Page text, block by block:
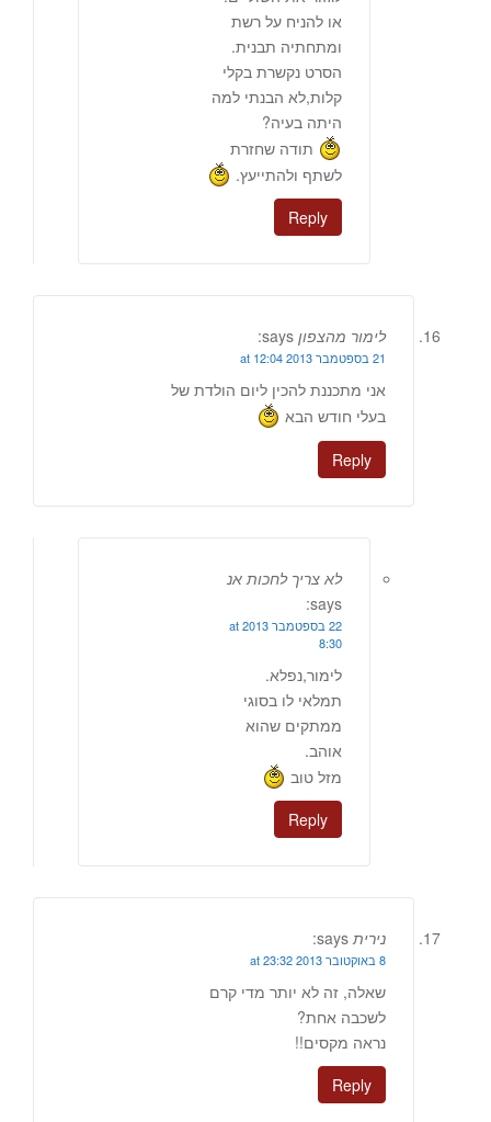
או להניח על רשת
ומתחתיה תבנית.
הסרט נקשרת בקלי
קלות,לא הבנתי למה
היתה בעיה?
תודה שחזרת
לשתף ולהתייעץ.
Reply
לימור מהצפון says:
21 בספטמבר 2013 at 12:04
אני מתכננת להכין ליום הולדת של
בעלי חודש הבא
Reply
לא צריך לחכות אנ
says:
22 בספטמבר 2013 at
8:30
לימור,נפלא.
תמלאי לו בסוגי
ממתקים שהוא
אוהב.
מזל טוב
Reply
נירית says:
8 באוקטובר 2013 at 23:32
שאלה, זה לא יותר מדי קרם
לשכבה אחת?
נראה מקסים!!
Reply